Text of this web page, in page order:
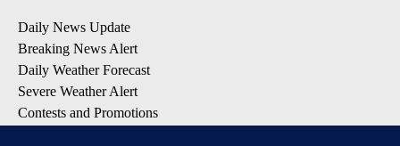
Daily News Update
Breaking News Alert
Daily Weather Forecast
Severe Weather Alert
Contests and Promotions